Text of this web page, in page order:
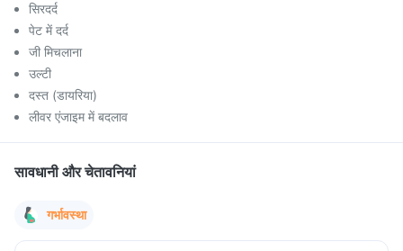
सिरदर्द
पेट में दर्द
जी मिचलाना
उल्टी
दस्त (डायरिया)
लीवर एंजाइम में बदलाव
सावधानी और चेतावनियां
गर्भावस्था